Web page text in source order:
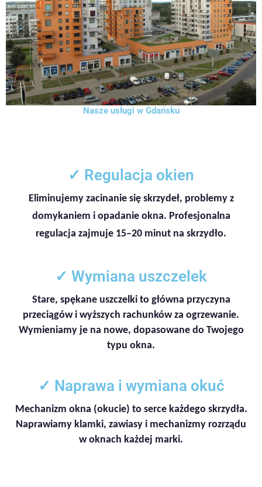
Nasze usługi w Gdańsku
✓ Regulacja okien
Eliminujemy zacinanie się skrzydeł, problemy z
domykaniem i opadanie okna. Profesjonalna
regulacja zajmuje 15–20 minut na skrzydło.
✓ Wymiana uszczelek
Stare, spękane uszczelki to główna przyczyna
przeciągów i wyższych rachunków za ogrzewanie.
Wymieniamy je na nowe, dopasowane do Twojego
typu okna.
✓ Naprawa i wymiana okuć
Mechanizm okna (okucie) to serce każdego skrzydła.
Naprawiamy klamki, zawiasy i mechanizmy rozrządu
w oknach każdej marki.